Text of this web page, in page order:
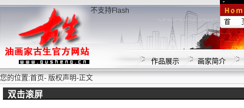
不支持Flash
作品展示 画家简介
您的位置:首页- 版权声明-正文
双击滚屏